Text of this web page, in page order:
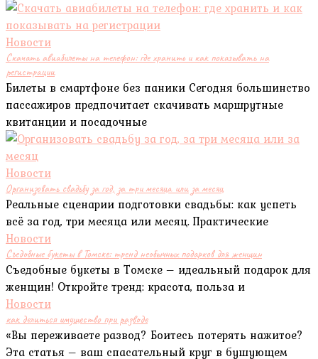
Новости
Скачать авиабилеты на телефон: где хранить и как показывать на
регистрации
Билеты в смартфоне без паники Сегодня большинство
пассажиров предпочитает скачивать маршрутные
квитанции и посадочные
Новости
Организовать свадьбу за год, за три месяца или за месяц
Реальные сценарии подготовки свадьбы: как успеть
всё за год, три месяца или месяц. Практические
Новости
Съедобные букеты в Томске: тренд необычных подарков для женщин
Съедобные букеты в Томске – идеальный подарок для
женщин! Откройте тренд: красота, польза и
Новости
как делиться имущество при разводе
«Вы переживаете развод? Боитесь потерять нажитое?
Эта статья – ваш спасательный круг в бушующем